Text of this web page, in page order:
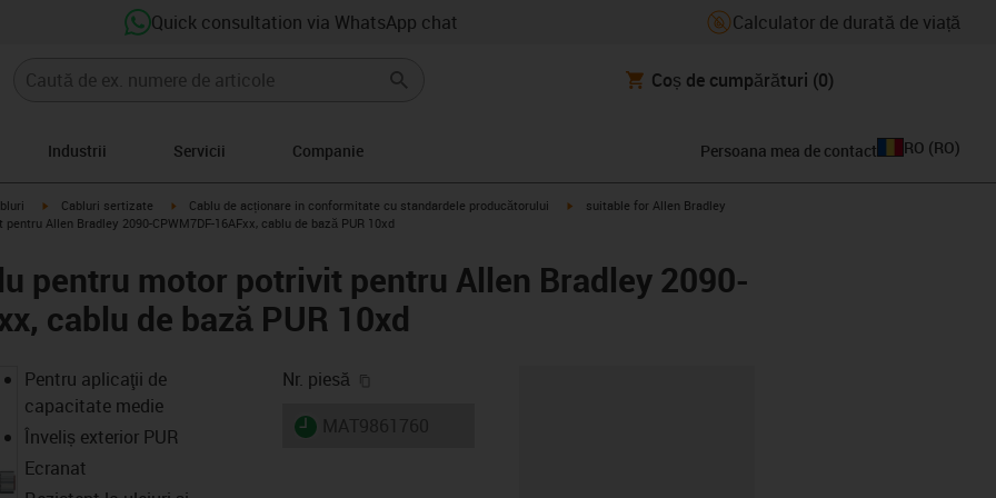
Quick consultation via WhatsApp chat Calculator de durată de viață
Coș de cumpărături (0)
Industrii Servicii Companie Persoana mea de contact RO (RO)
igus-icon-arrow-right
Cabluri sertizate igus-icon-arrow-right
Cablu de acționare in conformitate cu standardele producătorului igus-icon-arrow-right
suitable for Allen Bradley
Allen Bradley 2090-CPWM7DF-16AFxx, cablu de bază PUR 10xd
pentru motor potrivit pentru Allen Bradley 2090-
cablu de bază PUR 10xd
Pentru aplicaţii de
capacitate medie
Înveliș exterior PUR
Ecranat
Nr. piesă
igus-icon-lieferzeit